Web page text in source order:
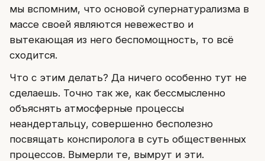
мы вспомним, что основой супернатурализма в
массе своей являются невежество и
вытекающая из него беспомощность, то всё
сходится.
Что с этим делать? Да ничего особенно тут не
сделаешь. Точно так же, как бессмысленно
объяснять атмосферные процессы
неандертальцу, совершенно бесполезно
посвящать конспиролога в суть общественных
процессов. Вымерли те, вымрут и эти.